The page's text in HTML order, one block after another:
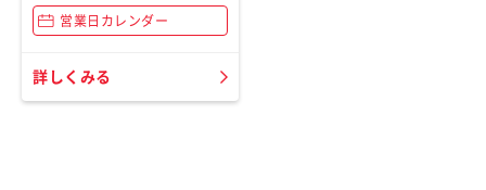
営業日カレンダー
詳しくみる